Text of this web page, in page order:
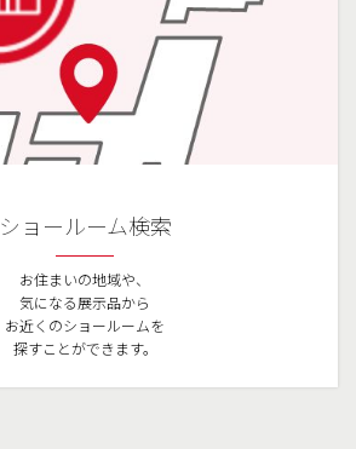
ショールーム検索
お住まいの地域や、
気になる展示品から
お近くのショールームを
探すことができます。